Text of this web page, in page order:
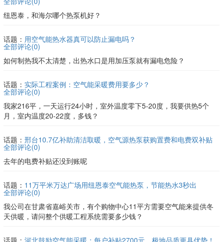
纽恩泰，和海尔哪个热泵机好？
话题： 用空气能热水器真可以防止漏电吗？
全部评论(0)
如何制热我不太清楚，出热水口是用加压泵就有漏电危险？
话题： 实际工程案例：空气能采暖费用要多少？
全部评论(0)
我家216平，一天运行24小时，室外温度零下5-20度，我要供热5个
月，室内温度20-22度，多钱？
话题： 邢台10.7亿补助清洁取暖，空气源热泵获购置费和电费双补贴
全部评论(0)
去年的电费补贴还没到账呢
话题： 11万平米万达广场用纽恩泰空气能热泵，节能热水3秒出
全部评论(0)
我公司在甘肃省嘉峪关市，有个购物中心11平方需要空气能来提供冬
天供暖，请问整个供暖工程系统需要多少钱？